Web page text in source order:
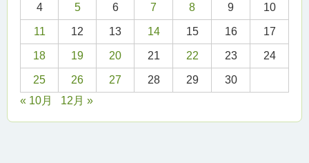
4 5 6 7 8 9 10
11 12 13 14 15 16 17
18 19 20 21 22 23 24
25 26 27 28 29
30
« 10月
12月 »